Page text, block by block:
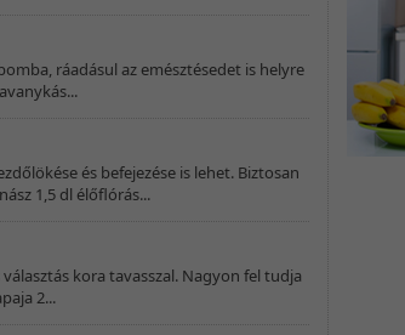
ráadásul az emésztésedet is helyre
és befejezése is lehet. Biztosan
1,5 dl élőflórás...
kora tavasszal. Nagyon fel tudja
2...